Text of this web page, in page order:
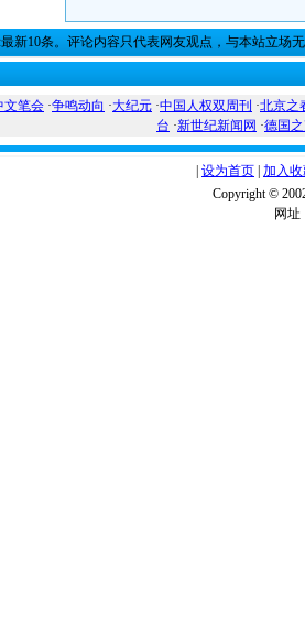
最新10条。评论内容只代表网友观点，与本站立场
文笔会 ·争鸣动向 ·大纪元 ·中国人权双周刊 ·北京之
台 ·新世纪新闻网 ·德国
设为首页 加入
Copyright ©
网址